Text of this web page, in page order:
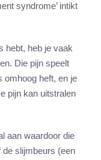
syndrome’ intikt
hebt, heb je vaak
Die pijn speelt
omhoog heft, en je
pijn kan uitstralen
aan waardoor die
de slijmbeurs (een